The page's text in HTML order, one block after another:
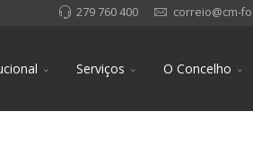
279 760 400 correio@cm-
Serviços O Concelho